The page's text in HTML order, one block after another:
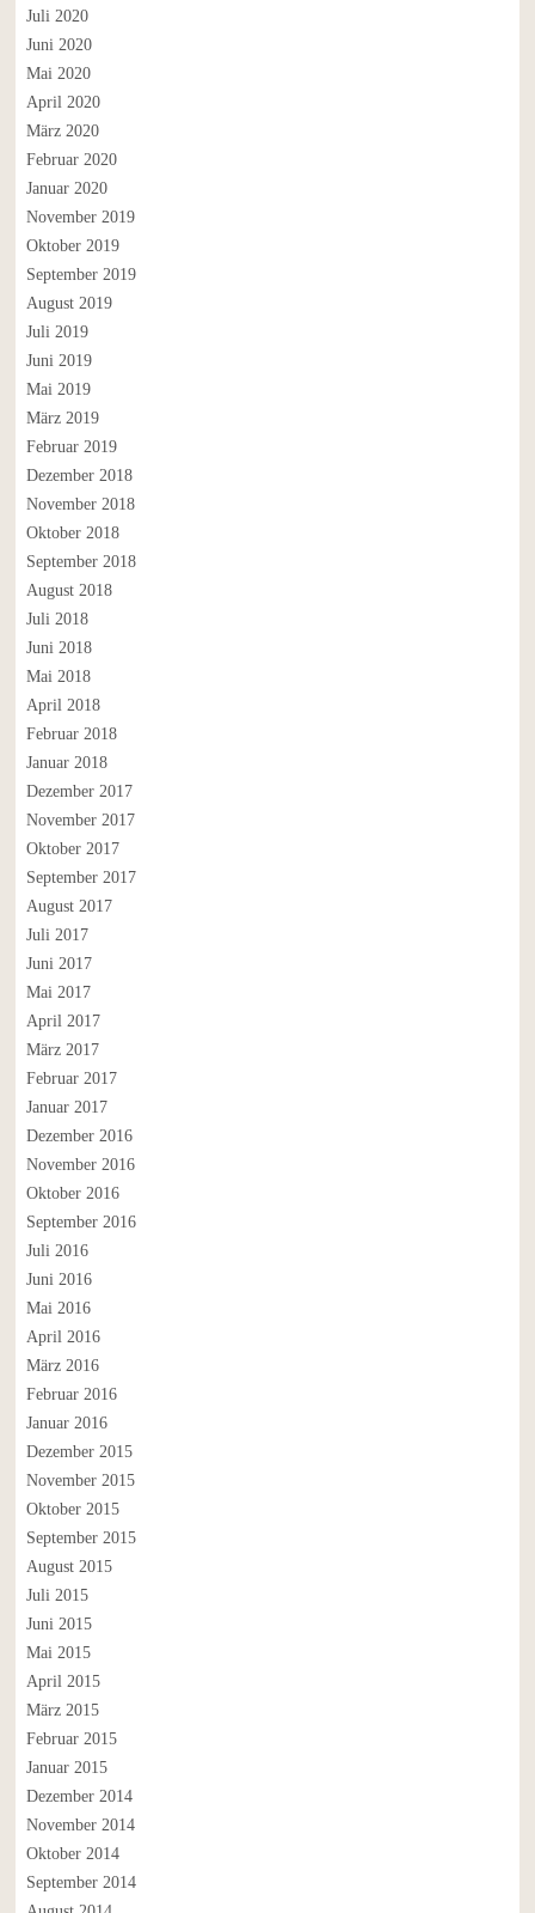
Juli 2020
Juni 2020
Mai 2020
April 2020
März 2020
Februar 2020
Januar 2020
November 2019
Oktober 2019
September 2019
August 2019
Juli 2019
Juni 2019
Mai 2019
März 2019
Februar 2019
Dezember 2018
November 2018
Oktober 2018
September 2018
August 2018
Juli 2018
Juni 2018
Mai 2018
April 2018
Februar 2018
Januar 2018
Dezember 2017
November 2017
Oktober 2017
September 2017
August 2017
Juli 2017
Juni 2017
Mai 2017
April 2017
März 2017
Februar 2017
Januar 2017
Dezember 2016
November 2016
Oktober 2016
September 2016
Juli 2016
Juni 2016
Mai 2016
April 2016
März 2016
Februar 2016
Januar 2016
Dezember 2015
November 2015
Oktober 2015
September 2015
August 2015
Juli 2015
Juni 2015
Mai 2015
April 2015
März 2015
Februar 2015
Januar 2015
Dezember 2014
November 2014
Oktober 2014
September 2014